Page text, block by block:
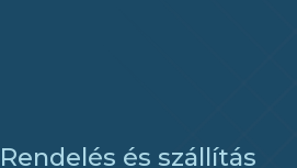
Rendelés és szállítás